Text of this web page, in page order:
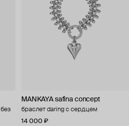
MANKAYA safina concept
браслет daring с сердцем
14 000 ₽